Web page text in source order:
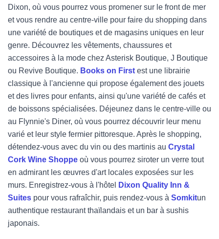
Dixon, où vous pourrez vous promener sur le front de mer
et vous rendre au centre-ville pour faire du shopping dans
une variété de boutiques et de magasins uniques en leur
genre. Découvrez les vêtements, chaussures et
accessoires à la mode chez Asterisk Boutique, J Boutique
ou Revive Boutique. Books on First est une librairie
classique à l'ancienne qui propose également des jouets
et des livres pour enfants, ainsi qu'une variété de cafés et
de boissons spécialisées. Déjeunez dans le centre-ville ou
au Flynnie's Diner, où vous pourrez découvrir leur menu
varié et leur style fermier pittoresque. Après le shopping,
détendez-vous avec du vin ou des martinis au Crystal
Cork Wine Shoppe où vous pourrez siroter un verre tout
en admirant les œuvres d'art locales exposées sur les
murs. Enregistrez-vous à l'hôtel
Dixon Quality Inn &
Suites pour vous rafraîchir, puis rendez-vous à Somkitun
authentique restaurant thaïlandais et un bar à sushis
japonais.